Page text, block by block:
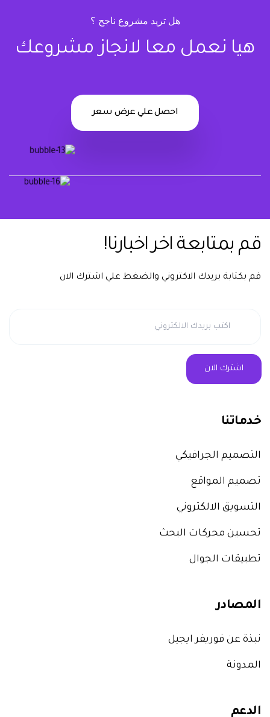
هل تريد مشروع ناجح ؟
هيا نعمل معا لانجاز مشروعك
احصل علي عرض سعر
قم بمتابعة اخر اخبارنا!
قم بكتابة بريدك الاكتروني والضغط علي اشترك الان
خدماتنا
التصميم الجرافيكي
تصميم المواقع
التسويق الالكتروني
تحسين محركات البحث
تطبيقات الجوال
المصادر
نبذة عن فوريفر ايجيل
المدونة
الدعم